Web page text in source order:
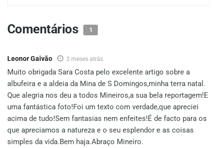
Comentários 1
Leonor Gaivão 2 meses atrás
Muito obrigada Sara Costa pelo excelente artigo sobre a
albufeira e a aldeia da Mina de S Domingos,minha terra natal.
Que alegria nos deu a todos Mineiros,a sua bela reportagem!E
uma fantástica foto!Foi um texto com verdade,que apreciei
acima de tudo!Sem fantasias nem enfeites!É de facto para os
que apreciamos a natureza e o seu esplendor e as coisas
simples da vida.Bem haja.Abraço Mineiro.